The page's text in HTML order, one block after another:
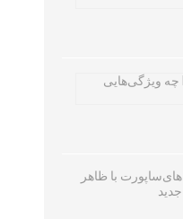
های‌ساپورت با ظاهر
جدید